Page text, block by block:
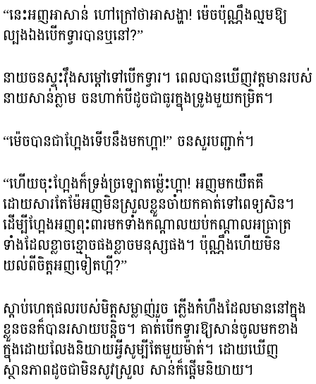
“នេះអញអាសាន់ ហៅក្រៅថាអាសង្ហា! ម៉េចប៉ុណ្ណឹងល្មមឱ្យ
ល្បងឯងបើកទ្វារបានឬនៅ?”
នាយចនស្ទុះវ៉ឹងសម្តៅទៅបើកទ្វារ។ ពេលបានឃើញវត្តមានរបស់
នាយសាន់ភ្លាម ចនហាក់បីដូចជាធូរក្នុងទ្រូងមួយកម្រិត។
“ម៉េចបានជាហ្អែងទើបនឹងមកហ្អា!” ចនសួរបញ្ជាក់។
“ហើយចុះហ្អែងក៏ទ្រង់ច្រឡោតម្ល៉េះហ្អា! អញមកយឺតគឺ
ដោយសារតែម៉ែអញមិនស្រួលខ្លួនចាំយកគាត់ទៅពេទ្យសិន។
ដើម្បីហ្អែងអញពុះពារមកទាំងកណ្តាលយប់កណ្តាលអធ្រាត្រ
ទាំងដែលខ្លាចខ្មោចផងខ្លាចមនុស្សផង។ ប៉ុណ្ណឹងហើយមិន
យល់ពីចិត្តអញទៀតហ្អី?”
ស្តាប់ហេតុផលរបស់មិត្តសម្លាញ់រួច ភ្លើងកំហឹងដែលមាននៅក្នុង
ខ្លួនចនក៏បានរសាយបន្តិច។ គាត់បើកទ្វារឱ្យសាន់ចូលមកខាង
ក្នុងដោយលែងនិយាយអ្វីសូម្បីតែមួយម៉ាត់។ ដោយឃើញ
ស្ថានភាពដូចជាមិនសូវស្រួល សាន់ក៏ផ្តើមនិយាយ។